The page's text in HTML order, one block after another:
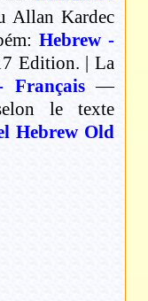
Allan Kardec
Hebrew -
Edition. | La
Français —
le texte
Hebrew Old